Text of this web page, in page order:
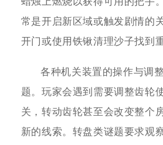
常是开启新区域或触发剧情的
开门或使用铁锹清理沙子找到
各种机关装置的操作与调
题。玩家会遇到需要调整齿轮
关，转动齿轮甚至会改变整个
新的线索。转盘类谜题要求观